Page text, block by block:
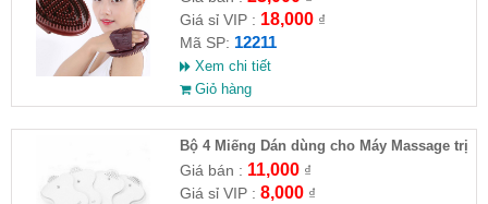
Giá sỉ VIP : 18,000₫
Mã SP: 12211
Xem chi tiết
Giỏ hàng
Bộ 4 Miếng Dán dùng cho Máy Massage trị
liệu
Giá bán : 11,000₫
Giá sỉ VIP : 8,000₫